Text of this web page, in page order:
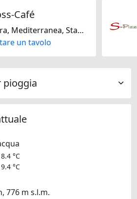
Café
Svizzera, Mediterranea, Stagionale
un tavolo
pioggia
°C
°C
776 m s.l.m.